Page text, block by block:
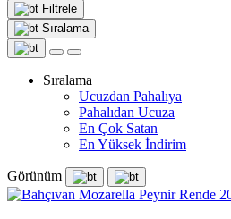
Filtrele
Sıralama
Sıralama
Ucuzdan Pahalıya
Pahalıdan Ucuza
En Çok Satan
En Yüksek İndirim
Görünüm